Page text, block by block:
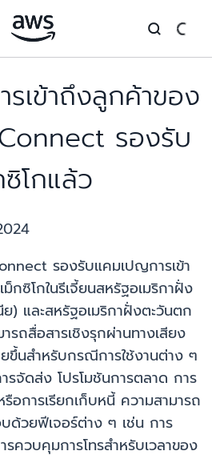
เข้าถึงลูกค้าของ
รองรับ
ซิโกแล้ว
รองรับแคมเปญการเข้า
กซิโกในรีเจี้ยนสหรัฐอเมริกาฝั่ง
) และสหรัฐอเมริกาฝั่งตะวันตก
รถสื่อสารเชิงรุกผ่านทางเสียง
ยขึ้นสำหรับกรณีการใช้งานต่าง ๆ
รจัดส่ง โปรโมชันการตลาด การ
อการเรียกเก็บหนี้ ความสามารถ
บด้วยฟีเจอร์ต่าง ๆ เช่น การ
ควบคุมการโทรสำหรับเวลาของ